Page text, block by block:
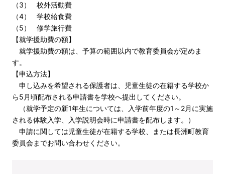
（3） 校外活動費
（4） 学校給食費
（5） 修学旅行費
【就学援助費の額】
就学援助費の額は、予算の範囲以内で教育委員会が定めま
す。
【申込方法】
申し込みを希望される保護者は、児童生徒の在籍する学校か
ら5月頃配布される申請書を学校へ提出してください。
（就学予定の新1年生については、入学前年度の1～2月に実施
される体験入学、入学説明会時に申請書を配布します。）
申請に関しては児童生徒が在籍する学校、または長洲町教育
委員会までお問い合わせください。